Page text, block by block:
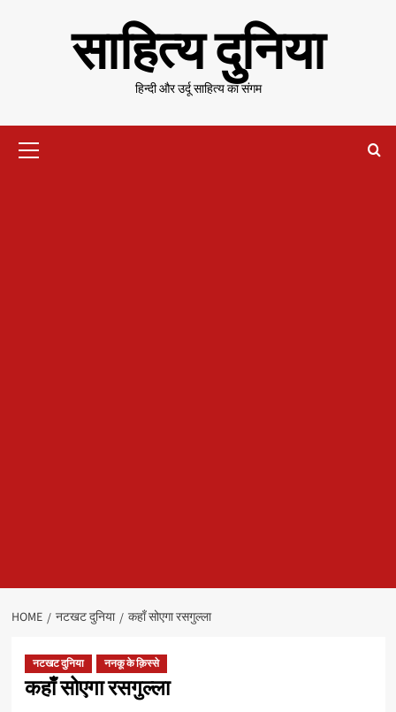
साहित्य दुनिया
हिन्दी और उर्दू साहित्य का संगम
Menu
HOME नटखट दुनिया कहाँ सोएगा रसगुल्ला
नटखट दुनिया ननकू के क़िस्से
कहाँ सोएगा रसगुल्ला